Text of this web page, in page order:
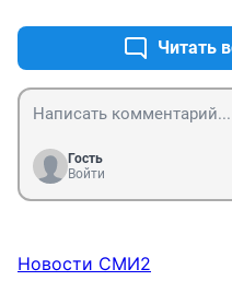
Читать
Гость
Войти
Новости СМИ2